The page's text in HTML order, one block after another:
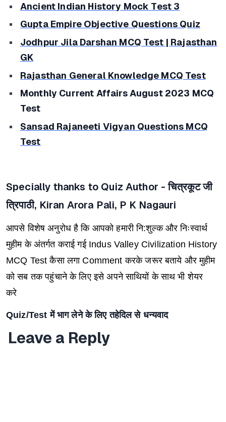
Ancient Indian History Mock Test 3
Gupta Empire Objective Questions Quiz
Jodhpur Jila Darshan MCQ Test | Rajasthan
GK
Rajasthan General Knowledge MCQ Test
Monthly Current Affairs August 2023 MCQ
Test
Sansad Rajaneeti Vigyan Questions MCQ
Test
Specially thanks to Quiz Author - चित्रकूट जी
त्रिपाठी, Kiran Arora Pali, P K Nagauri
आपसे विशेष अनुरोध है कि आपको हमारी नि:शुल्क और निःस्वार्थ
मुहीम के अंतर्गत कराई गई Indus Valley Civilization History
MCQ Test कैसा लगा Commentकरके जरूर बताये और मुहीम
को सब तक पहुंचाने के लिए इसे अपने साथियों के साथ भी शेयर
करे
Quiz/Testमें भाग लेने के लिए तहेदिल से धन्यवाद
Leave a Reply